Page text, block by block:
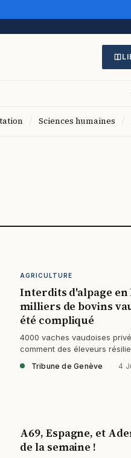
Sciences humaines
AGRICULTURE
Interdits d'alpage en
milliers de bovins
été compliqué
4000 vaches vaudoises
comment des éleveurs
Tribune de Genève 4
A69, Espagne, et
de la semaine !